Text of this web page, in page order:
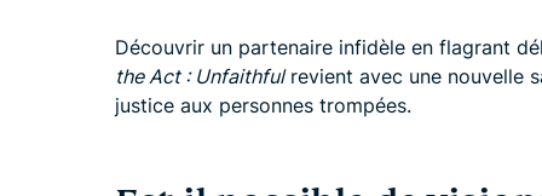
Découvrir un partenaire infidèle en flagrant
the Act : Unfaithfulrevient avec une nouvelle
justice aux personnes trompées.